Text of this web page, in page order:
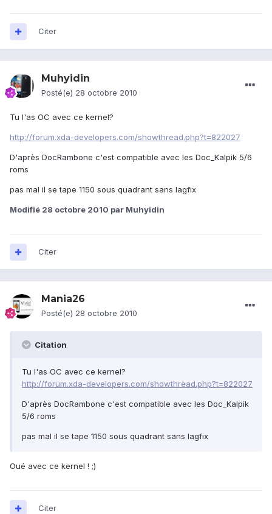
Citer
Muhyidin
Posté(e) 28 octobre 2010
Tu l'as OC avec ce kernel?
http://forum.xda-developers.com/showthread.php?t=822027
D'après DocRambone c'est compatible avec les Doc_Kalpik 5/6
roms
pas mal il se tape 1150 sous quadrant sans lagfix
Modifié 28 octobre 2010 par Muhyidin
Citer
Mania26
Posté(e) 28 octobre 2010
Citation
Tu l'as OC avec ce kernel?
http://forum.xda-developers.com/showthread.php?t=822027
D'après DocRambone c'est compatible avec les Doc_Kalpik
5/6 roms
pas mal il se tape 1150 sous quadrant sans lagfix
Oué avec ce kernel ! ;)
Citer